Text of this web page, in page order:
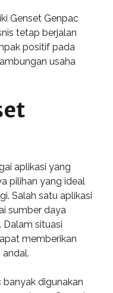
Genset Genpac
tetap berjalan
positif pada
usaha
aplikasi yang
pilihan yang ideal
Salah satu aplikasi
sumber daya
situasi
memberikan
banyak digunakan